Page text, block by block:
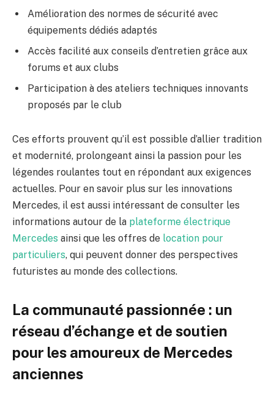
Amélioration des normes de sécurité avec
équipements dédiés adaptés
Accès facilité aux conseils d’entretien grâce aux
forums et aux clubs
Participation à des ateliers techniques innovants
proposés par le club
Ces efforts prouvent qu’il est possible d’allier tradition
et modernité, prolongeant ainsi la passion pour les
légendes roulantes tout en répondant aux exigences
actuelles. Pour en savoir plus sur les innovations
Mercedes, il est aussi intéressant de consulter les
informations autour de la plateforme électrique
Mercedes ainsi que les offres de location pour
particuliers, qui peuvent donner des perspectives
futuristes au monde des collections.
La communauté passionnée : un
réseau d’échange et de soutien
pour les amoureux de Mercedes
anciennes